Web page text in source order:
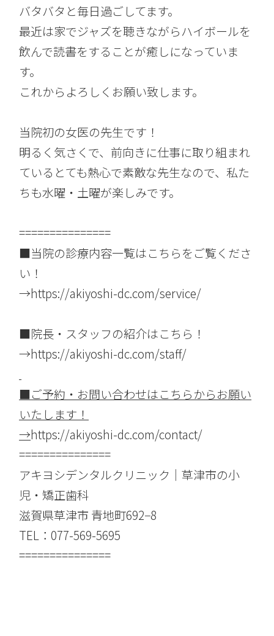
バタバタと毎日過ごしてます。
最近は家でジャズを聴きながらハイボールを
飲んで読書をすることが癒しになっていま
す。
これからよろしくお願い致します。
当院初の女医の先生です！
明るく気さくで、前向きに仕事に取り組まれ
ているとても熱心で素敵な先生なので、私た
ちも水曜・土曜が楽しみです。
===============
■当院の診療内容一覧はこちらをご覧くださ
い！
→https://akiyoshi-dc.com/service/
■院長・スタッフの紹介はこちら！
→https://akiyoshi-dc.com/staff/
■ご予約・お問い合わせはこちらからお願い
いたします！
→https://akiyoshi-dc.com/contact/
===============
アキヨシデンタルクリニック｜草津市の小
児・矯正歯科
滋賀県草津市 青地町692−8
TEL：077-569-5695
===============